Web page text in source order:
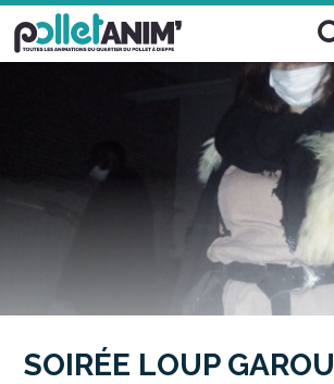
Pollet Anim'
SOIRÉE LOUP GAROU